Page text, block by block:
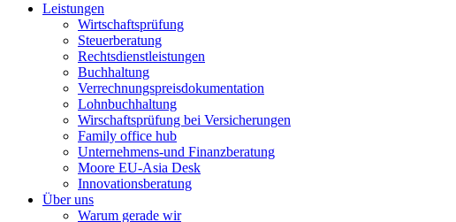
Leistungen
Wirtschaftsprüfung
Steuerberatung
Rechtsdienstleistungen
Buchhaltung
Verrechnungspreisdokumentation
Lohnbuchhaltung
Wirschaftsprüfung bei Versicherungen
Family office hub
Unternehmens-und Finanzberatung
Moore EU-Asia Desk
Innovationsberatung
Über uns
Warum gerade wir